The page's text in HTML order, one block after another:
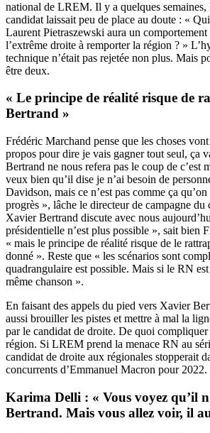
national de LREM. Il y a quelques semaines,
candidat laissait peu de place au doute : «
Laurent Pietraszewski aura un
l’extrême droite à remporter la région ? »
technique n’était pas rejetée non plus. Mais
être deux.
« Le principe de réalité risque de
Bertrand »
Frédéric Marchand pense que les choses
propos pour dire je vais gagner tout seul, ça
Bertrand ne nous refera pas le coup de c’est
veux bien qu’il dise je n’ai besoin de
Davidson, mais ce n’est pas comme ça
progrès », lâche le directeur de campagne
Xavier Bertrand discute avec nous
présidentielle n’est plus possible », sait bien
« mais le principe de réalité risque de le
donné ». Reste que « les scénarios sont
quadrangulaire est possible. Mais si le RN est
même chanson ».
En faisant des appels du pied vers Xavier
aussi brouiller les pistes et mettre à mal la
par le candidat de droite. De quoi compliquer
région. Si LREM prend la menace RN au
candidat de droite aux régionales stopperait
concurrents d’Emmanuel Macron pour 2022.
Karima Delli : « Vous voyez qu’il
Bertrand. Mais vous allez voir, il